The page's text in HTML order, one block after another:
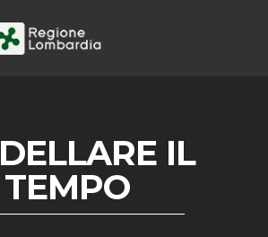
IL
TEMPO